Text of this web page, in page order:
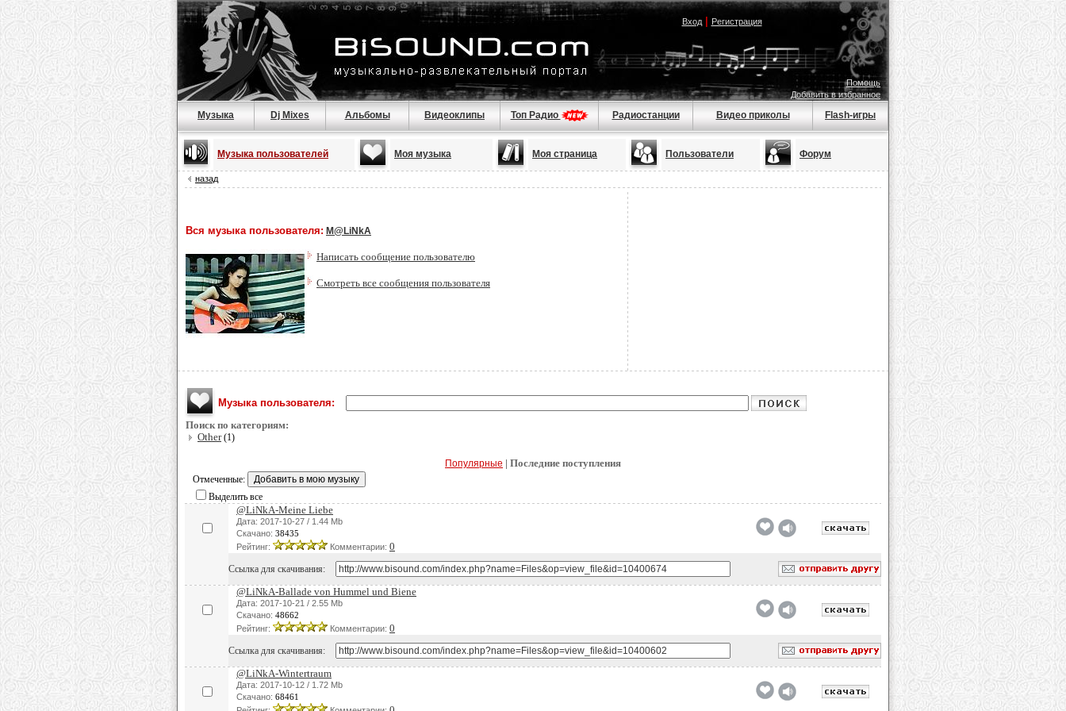
Вход| Регистрация
Помощь
Добавить в избранное
Музыка Dj Mixes Альбомы Видеоклипы Топ Радио Радиостанции Видео приколы Flash-игры
Музыка пользователей Моя музыка Моя страница Пользователи Форум
назад
Вся музыка пользователя: M@LiNkA
Написать сообщение пользователю
Смотреть все сообщения пользователя
Музыка пользователя:
Поиск по категориям:
Other(1)
Популярные | Последние поступления
Отмеченные:
Выделить все
@LiNkA-Meine Liebe
Дата: 2017-10-27 / 1.44 Mb
Скачано: 38435
Рейтинг:
Комментарии: 0
Ссылка для скачивания:
@LiNkA-Ballade von Hummel und Biene
Дата: 2017-10-21 / 2.55 Mb
Скачано: 48662
Рейтинг:
Комментарии: 0
Ссылка для скачивания:
@LiNkA-Wintertraum
Дата: 2017-10-12 / 1.72 Mb
Скачано: 68461